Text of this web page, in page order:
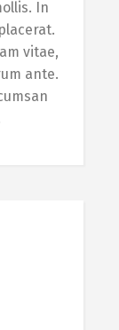
In
vitae,
ante.